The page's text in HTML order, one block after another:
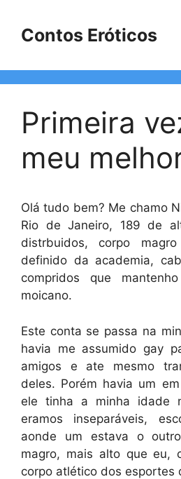
Contos Eróticos
Primeira
meu
Olá tudo bem? Me chamo
Rio de Janeiro, 189 de
distrbuidos, corpo
definido da academia,
compridos que
moicano.
Este conta se passa na
havia me assumido gay
amigos e ate mesmo
deles. Porém havia um
ele tinha a minha idade
eramos inseparáveis,
aonde um estava o
magro, mais alto que eu,
corpo atlético dos esportes